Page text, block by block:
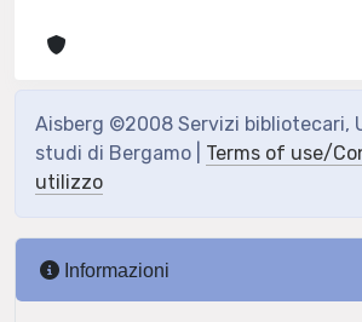
Aisberg ©2008 Servizi bibliotecari,
studi di Bergamo | Terms of use/
utilizzo
Informazioni